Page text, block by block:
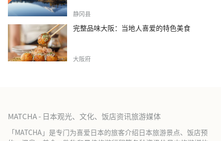
静冈县
完整品味大阪：当地人喜爱的特色美食
大阪府
MATCHA - 日本观光、文化、饭店资讯旅游媒体
「MATCHA」是专门为喜爱日本的旅客介绍日本旅游景点、饭店预